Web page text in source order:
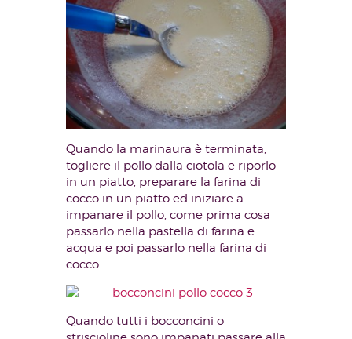
Quando la marinaura è terminata,
togliere il pollo dalla ciotola e riporlo
in un piatto, preparare la farina di
cocco in un piatto ed iniziare a
impanare il pollo, come prima cosa
passarlo nella pastella di farina e
acqua e poi passarlo nella farina di
cocco.
Quando tutti i bocconcini o